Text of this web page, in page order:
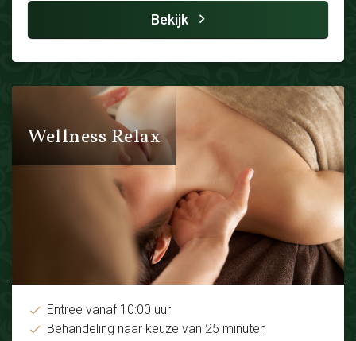
Bekijk
Wellness Relax
Entree vanaf 10:00 uur
Behandeling naar keuze van 25 minuten